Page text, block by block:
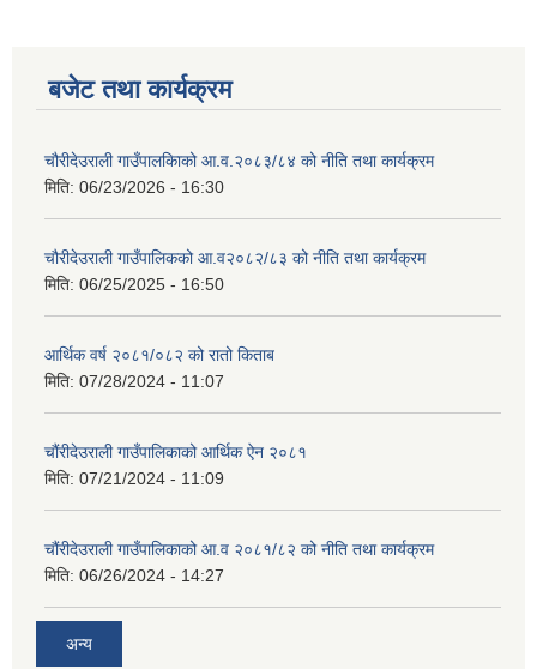
बजेट तथा कार्यक्रम
चौरीदेउराली गाउँपालकिाको आ.व.२०८३/८४ को नीति तथा कार्यक्रम
मिति: 06/23/2026 - 16:30
चौरीदेउराली गाउँपालिकको आ.व२०८२/८३ को नीति तथा कार्यक्रम
मिति: 06/25/2025 - 16:50
आर्थिक वर्ष २०८१/०८२ को रातो किताब
मिति: 07/28/2024 - 11:07
चौंरीदेउराली गाउँपालिकाको आर्थिक ऐन २०८१
मिति: 07/21/2024 - 11:09
चौंरीदेउराली गाउँपालिकाको आ.व २०८१/८२ को नीति तथा कार्यक्रम
मिति: 06/26/2024 - 14:27
अन्य